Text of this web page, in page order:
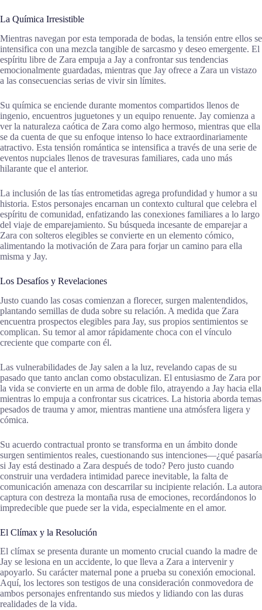
La Química Irresistible
Mientras navegan por esta temporada de bodas, la tensión entre ellos se
intensifica con una mezcla tangible de sarcasmo y deseo emergente. El
espíritu libre de Zara empuja a Jay a confrontar sus tendencias
emocionalmente guardadas, mientras que Jay ofrece a Zara un vistazo
a las consecuencias serias de vivir sin límites.
Su química se enciende durante momentos compartidos llenos de
ingenio, encuentros juguetones y un equipo renuente. Jay comienza a
ver la naturaleza caótica de Zara como algo hermoso, mientras que ella
se da cuenta de que su enfoque intenso lo hace extraordinariamente
atractivo. Esta tensión romántica se intensifica a través de una serie de
eventos nupciales llenos de travesuras familiares, cada uno más
hilarante que el anterior.
La inclusión de las tías entrometidas agrega profundidad y humor a su
historia. Estos personajes encarnan un contexto cultural que celebra el
espíritu de comunidad, enfatizando las conexiones familiares a lo largo
del viaje de emparejamiento. Su búsqueda incesante de emparejar a
Zara con solteros elegibles se convierte en un elemento cómico,
alimentando la motivación de Zara para forjar un camino para ella
misma y Jay.
Los Desafíos y Revelaciones
Justo cuando las cosas comienzan a florecer, surgen malentendidos,
plantando semillas de duda sobre su relación. A medida que Zara
encuentra prospectos elegibles para Jay, sus propios sentimientos se
complican. Su temor al amor rápidamente choca con el vínculo
creciente que comparte con él.
Las vulnerabilidades de Jay salen a la luz, revelando capas de su
pasado que tanto anclan como obstaculizan. El entusiasmo de Zara por
la vida se convierte en un arma de doble filo, atrayendo a Jay hacia ella
mientras lo empuja a confrontar sus cicatrices. La historia aborda temas
pesados de trauma y amor, mientras mantiene una atmósfera ligera y
cómica.
Su acuerdo contractual pronto se transforma en un ámbito donde
surgen sentimientos reales, cuestionando sus intenciones—¿qué pasaría
si Jay está destinado a Zara después de todo? Pero justo cuando
construir una verdadera intimidad parece inevitable, la falta de
comunicación amenaza con descarrilar su incipiente relación. La autora
captura con destreza la montaña rusa de emociones, recordándonos lo
impredecible que puede ser la vida, especialmente en el amor.
El Clímax y la Resolución
El clímax se presenta durante un momento crucial cuando la madre de
Jay se lesiona en un accidente, lo que lleva a Zara a intervenir y
apoyarlo. Su carácter maternal pone a prueba su conexión emocional.
Aquí, los lectores son testigos de una consideración conmovedora de
ambos personajes enfrentando sus miedos y lidiando con las duras
realidades de la vida.